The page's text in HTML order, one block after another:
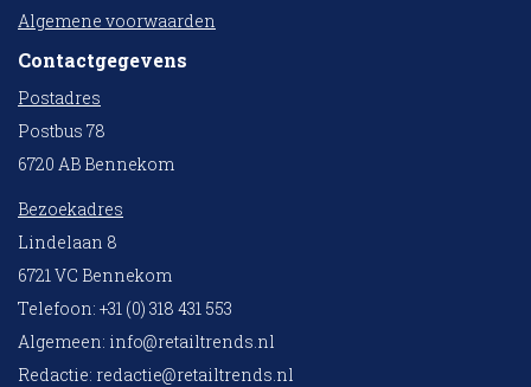
Algemene voorwaarden
Contactgegevens
Postadres
Postbus 78
6720 AB Bennekom
Bezoekadres
Lindelaan 8
6721 VC Bennekom
Telefoon: +31 (0) 318 431 553
Algemeen: info@retailtrends.nl
Redactie: redactie@retailtrends.nl